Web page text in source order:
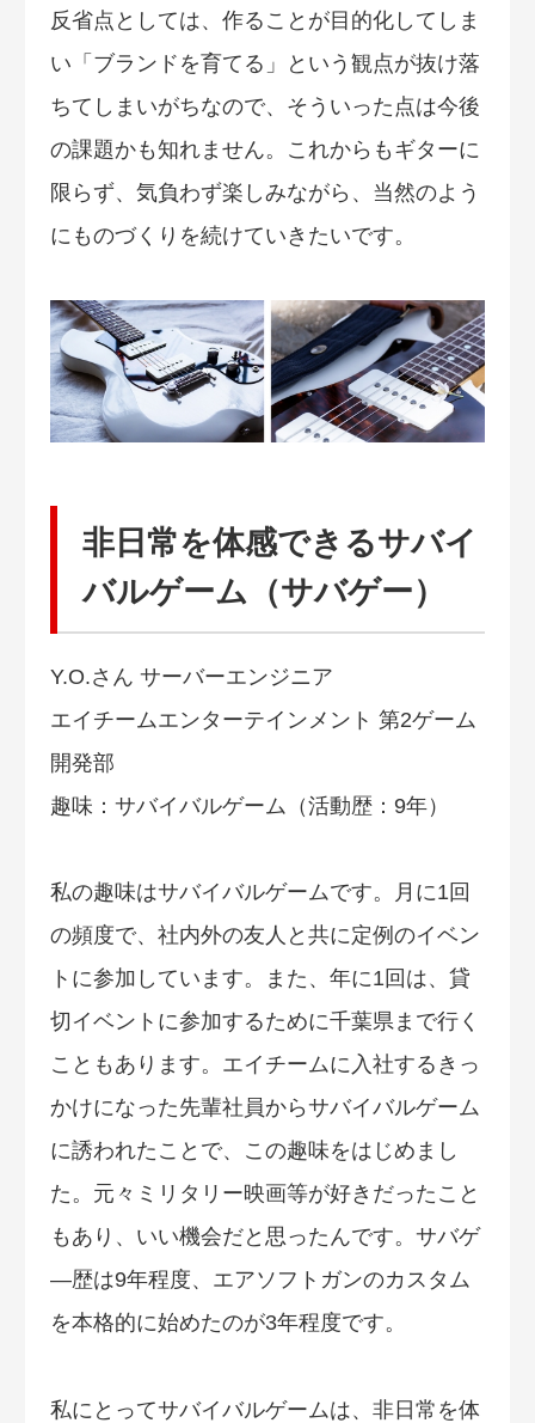
反省点としては、作ることが目的化してしま
い「ブランドを育てる」という観点が抜け落
ちてしまいがちなので、そういった点は今後
の課題かも知れません。これからもギターに
限らず、気負わず楽しみながら、当然のよう
にものづくりを続けていきたいです。
非日常を体感できるサバイ
バルゲーム（サバゲー）
Y.O.さん サーバーエンジニア
エイチームエンターテインメント 第2ゲーム
開発部
趣味：サバイバルゲーム（活動歴：9年）
私の趣味はサバイバルゲームです。月に1回
の頻度で、社内外の友人と共に定例のイベン
トに参加しています。また、年に1回は、貸
切イベントに参加するために千葉県まで行く
こともあります。エイチームに入社するきっ
かけになった先輩社員からサバイバルゲーム
に誘われたことで、この趣味をはじめまし
た。元々ミリタリー映画等が好きだったこと
もあり、いい機会だと思ったんです。サバゲ
―歴は9年程度、エアソフトガンのカスタム
を本格的に始めたのが3年程度です。
私にとってサバイバルゲームは、非日常を体